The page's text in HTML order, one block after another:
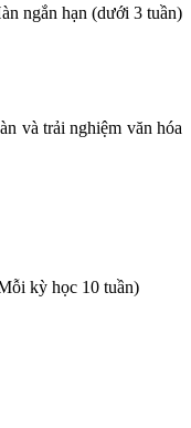
ngắn hạn (dưới 3 tuần)
và trải nghiệm văn hóa
kỳ học 10 tuần)